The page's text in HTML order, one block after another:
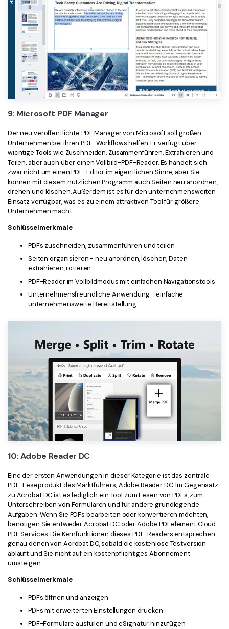
9: Microsoft PDF Manager
Der neu veröffentlichte PDF Manager von Microsoft soll großen
Unternehmen bei ihren PDF-Workflows helfen. Er verfügt über
wichtige Tools wie Zuschneiden, Zusammenführen, Extrahieren und
Teilen, aber auch über einen Vollbild-PDF-Reader. Es handelt sich
zwar nicht um einen PDF-Editor im eigentlichen Sinne, aber Sie
können mit diesem nützlichen Programm auch Seiten neu anordnen,
drehen und löschen. Außerdem ist es für den unternehmensweiten
Einsatz verfügbar, was es zu einem attraktiven Tool für größere
Unternehmen macht.
Schlüsselmerkmale
PDFs zuschneiden, zusammenführen und teilen
Seiten organisieren - neu anordnen, löschen, Daten
extrahieren, rotieren
PDF-Reader im Vollbildmodus mit einfachen Navigationstools
Unternehmensfreundliche Anwendung - einfache
unternehmensweite Bereitstellung
10: Adobe Reader DC
Eine der ersten Anwendungen in dieser Kategorie ist das zentrale
PDF-Leseprodukt des Marktführers, Adobe Reader DC. Im Gegensatz
zu Acrobat DC ist es lediglich ein Tool zum Lesen von PDFs, zum
Unterschreiben von Formularen und für andere grundlegende
Aufgaben. Wenn Sie PDFs bearbeiten oder konvertieren möchten,
benötigen Sie entweder Acrobat DC oder Adobe PDFelement Cloud
PDF Services. Die Kernfunktionen dieses PDF-Readers entsprechen
genau denen von Acrobat DC, sobald die kostenlose Testversion
abläuft und Sie nicht auf ein kostenpflichtiges Abonnement
umsteigen.
Schlüsselmerkmale
PDFs öffnen und anzeigen
PDFs mit erweiterten Einstellungen drucken
PDF-Formulare ausfüllen und eSignatur hinzufügen